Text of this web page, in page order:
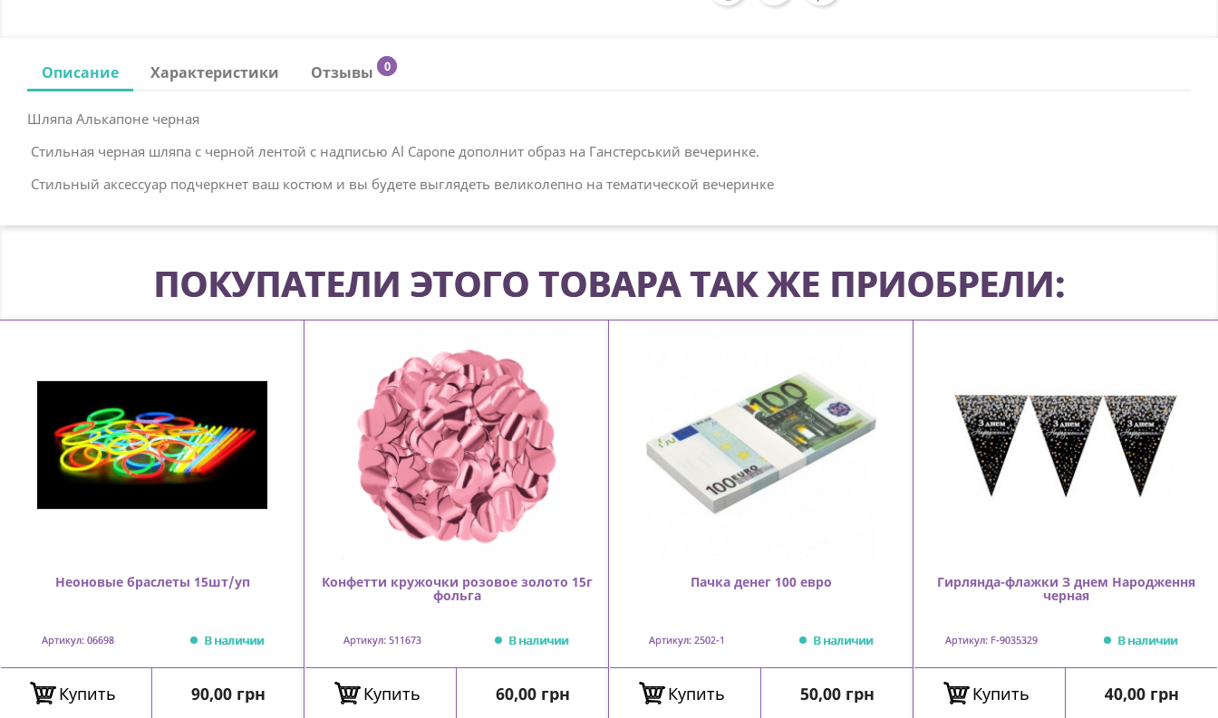
Описание Характеристики Отзывы 0
Шляпа Алькапоне черная
Стильная черная шляпа с черной лентой с надписью Al Capone дополнит образ на Ганстерський вечеринке.
Стильный аксессуар подчеркнет ваш костюм и вы будете выглядеть великолепно на тематической вечеринке
ПОКУПАТЕЛИ ЭТОГО ТОВАРА ТАК ЖЕ ПРИОБРЕЛИ:
Неоновые браслеты 15шт/уп
Артикул: 06698 В наличии
Купить Цена
90,00 грн
Конфетти кружочки розовое золото 15г
фольга
Артикул: 511673 В наличии
Купить Цена
60,00 грн
Пачка денег 100 евро
Артикул: 2502-1 В наличии
Купить Цена
50,00 грн
Гирлянда-флажки З днем Народження
черная
Артикул: F-9035329 В наличии
Купить Цена
40,00 грн